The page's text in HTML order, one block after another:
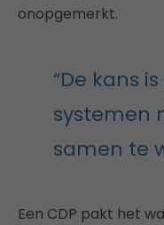
onopgemerkt.
“De kans
systemen
samen te
Een CDP pakt het